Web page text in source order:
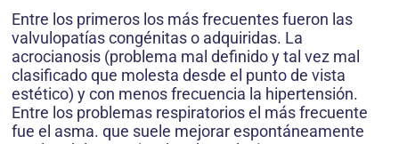
Entre los primeros los más frecuentes fueron las
valvulopatías congénitas o adquiridas. La
acrocianosis (problema mal definido y tal vez mal
clasificado que molesta desde el punto de vista
estético) y con menos frecuencia la hipertensión.
Entre los problemas respiratorios el más frecuente
fue el asma. que suele mejorar espontáneamente